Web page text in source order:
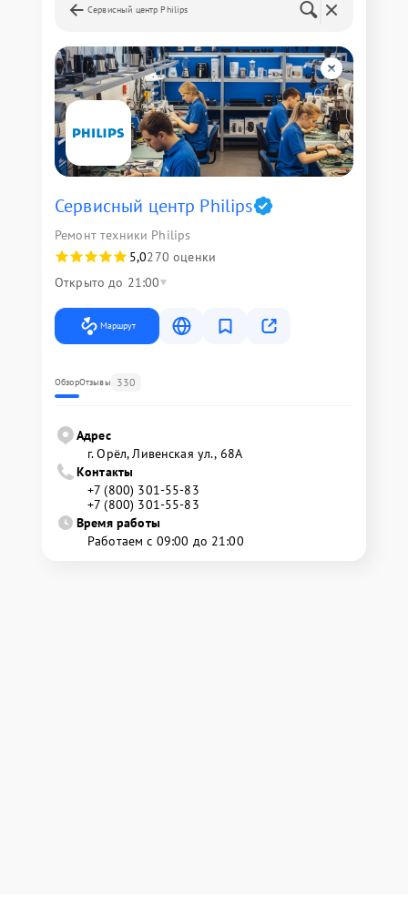
Сервисный центр Philips
Сервисный центр Philips
Ремонт техники Philips
5,0270 оценки
Открыто до 21:00
Маршрут
ОбзорОтзывы 330
Адрес
г. Орёл, Ливенская ул., 68А
Контакты
+7 (800) 301-55-83
+7 (800) 301-55-83
Время работы
Работаем с 09:00 до 21:00